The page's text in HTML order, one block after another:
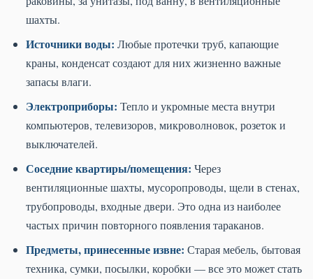
шахты.
Источники воды: Любые протечки труб, капающие
краны, конденсат создают для них жизненно важные
запасы влаги.
Электроприборы: Тепло и укромные места внутри
компьютеров, телевизоров, микроволновок, розеток и
выключателей.
Соседние квартиры/помещения: Через
вентиляционные шахты, мусоропроводы, щели в стенах,
трубопроводы, входные двери. Это одна из наиболее
частых причин повторного появления тараканов.
Предметы, принесенные извне: Старая мебель, бытовая
техника, сумки, посылки, коробки — все это может стать